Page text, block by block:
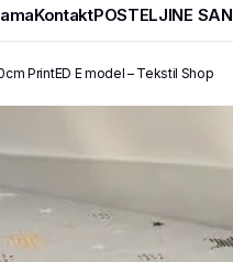
KontaktPOSTELJINE SAN
PrintED E model – Tekstil Shop